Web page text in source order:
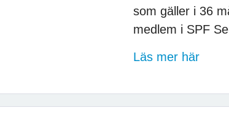
som gäller i 36
medlem i SPF
Läs mer här